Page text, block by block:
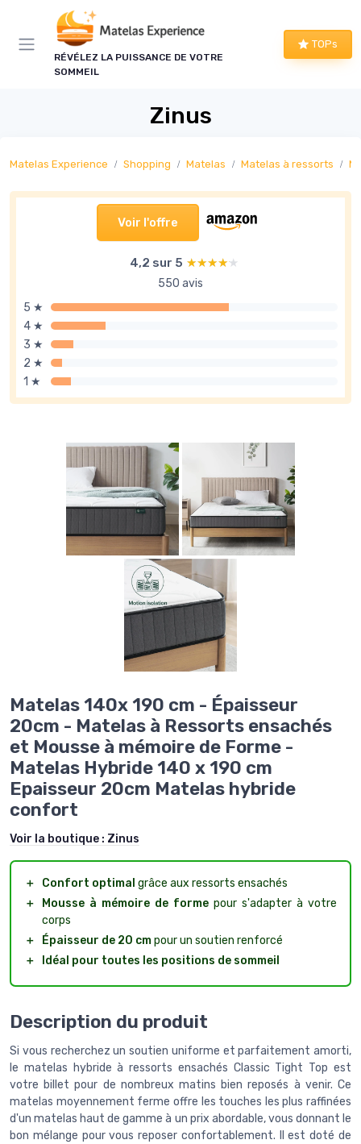
RÉVÉLEZ LA PUISSANCE DE VOTRE
SOMMEIL
TOPs
Zinus
Matelas Experience Shopping Matelas Matelas à ressorts
Voir l'offre
4,2 sur 5 ★★★★★
★★★★★
550 avis
5 ★
4 ★
3 ★
2 ★
1 ★
Matelas 140x 190 cm - Épaisseur
20cm - Matelas à Ressorts ensachés
et Mousse à mémoire de Forme -
Matelas Hybride 140 x 190 cm
Epaisseur 20cm Matelas hybride
confort
Voir la boutique : Zinus
＋ Confort optimal grâce aux ressorts ensachés
＋
Mousse à mémoire de forme pour s'adapter à votre
corps
＋
Épaisseur de 20 cmpour un soutien renforcé
＋
Idéal pour toutes les positions de sommeil
Description du produit
Si vous recherchez un soutien uniforme et parfaitement amorti,
le matelas hybride à ressorts ensachés Classic Tight Top est
votre billet pour de nombreux matins bien reposés à venir. Ce
matelas moyennement ferme offre les touches les plus raffinées
d'un matelas haut de gamme à un prix abordable, vous donnant le
bon mélange pour vous reposer confortablement. Il est doté de
Panneau de gestion des cookies